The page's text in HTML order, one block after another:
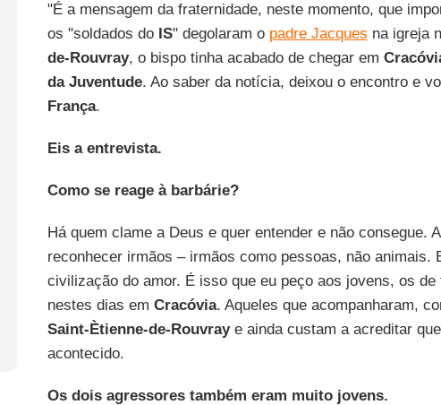
"É a mensagem da fraternidade, neste momento, que
os "soldados do IS" degolaram o padre Jacques na igreja
de-Rouvray, o bispo tinha acabado de chegar em
da Juventude. Ao saber da notícia, deixou o encontro e
França.
Eis a entrevista.
Como se reage à barbárie?
Há quem clame a Deus e quer entender e não consegue.
reconhecer irmãos – irmãos como pessoas, não animais.
civilização do amor. É isso que eu peço aos jovens, os de
nestes dias em Cracóvia. Aqueles que acompanharam,
Saint-Ètienne-de-Rouvraye ainda custam a acreditar
acontecido.
Os dois agressores também eram muito jovens.